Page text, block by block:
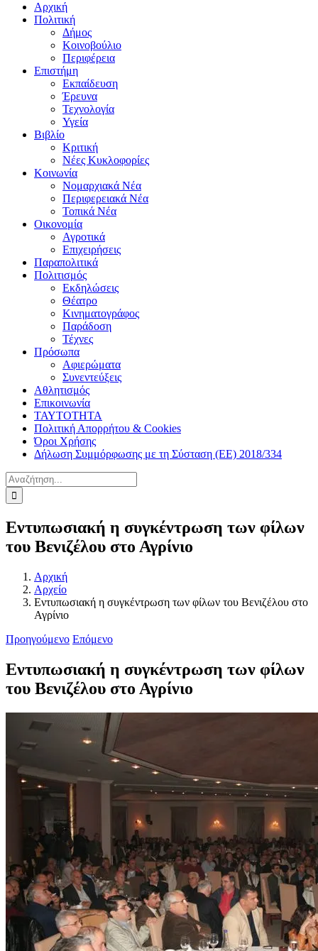
Αρχική
Πολιτική
Δήμος
Κοινοβούλιο
Περιφέρεια
Επιστήμη
Εκπαίδευση
Έρευνα
Τεχνολογία
Υγεία
Βιβλίο
Κριτική
Νέες Κυκλοφορίες
Κοινωνία
Νομαρχιακά Νέα
Περιφερειακά Νέα
Τοπικά Νέα
Οικονομία
Αγροτικά
Επιχειρήσεις
Παραπολιτικά
Πολιτισμός
Εκδηλώσεις
Θέατρο
Κινηματογράφος
Παράδοση
Τέχνες
Πρόσωπα
Αφιερώματα
Συνεντεύξεις
Αθλητισμός
Επικοινωνία
ΤΑΥΤΟΤΗΤΑ
Πολιτική Απορρήτου & Cookies
Όροι Χρήσης
Δήλωση Συμμόρφωσης με τη Σύσταση (ΕΕ) 2018/334
Αναζήτηση
για:
Εντυπωσιακή η συγκέντρωση των φίλων
του Βενιζέλου στο Αγρίνιο
Αρχική
Αρχείο
Εντυπωσιακή η συγκέντρωση των φίλων του Βενιζέλου στο
Αγρίνιο
Προηγούμενο Επόμενο
Εντυπωσιακή η συγκέντρωση των φίλων
του Βενιζέλου στο Αγρίνιο